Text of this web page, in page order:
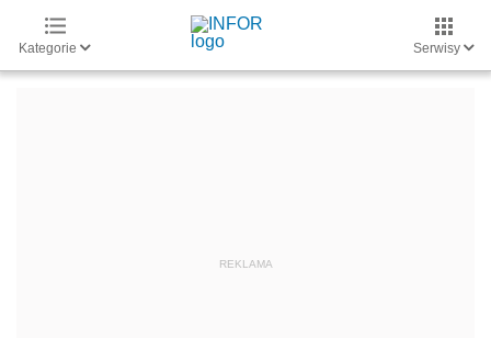
Kategorie Serwisy